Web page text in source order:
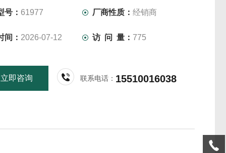
号： 61977 厂商性质：经销商
间： 2026-07-12 访 问 量： 775
立即咨询 联系电话： 15510016038